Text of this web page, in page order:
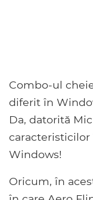
Combo-ul
diferit în
Da, datorită
Windows!
Oricum, în